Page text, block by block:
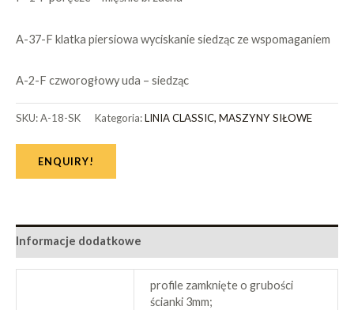
A-37-F klatka piersiowa wyciskanie siedząc ze wspomaganiem
A-2-F czworogłowy uda – siedząc
SKU:A-18-SK Kategoria:LINIA CLASSIC, MASZYNY SIŁOWE
ENQUIRY!
Informacje dodatkowe
profile zamknięte o grubości
ścianki 3mm;